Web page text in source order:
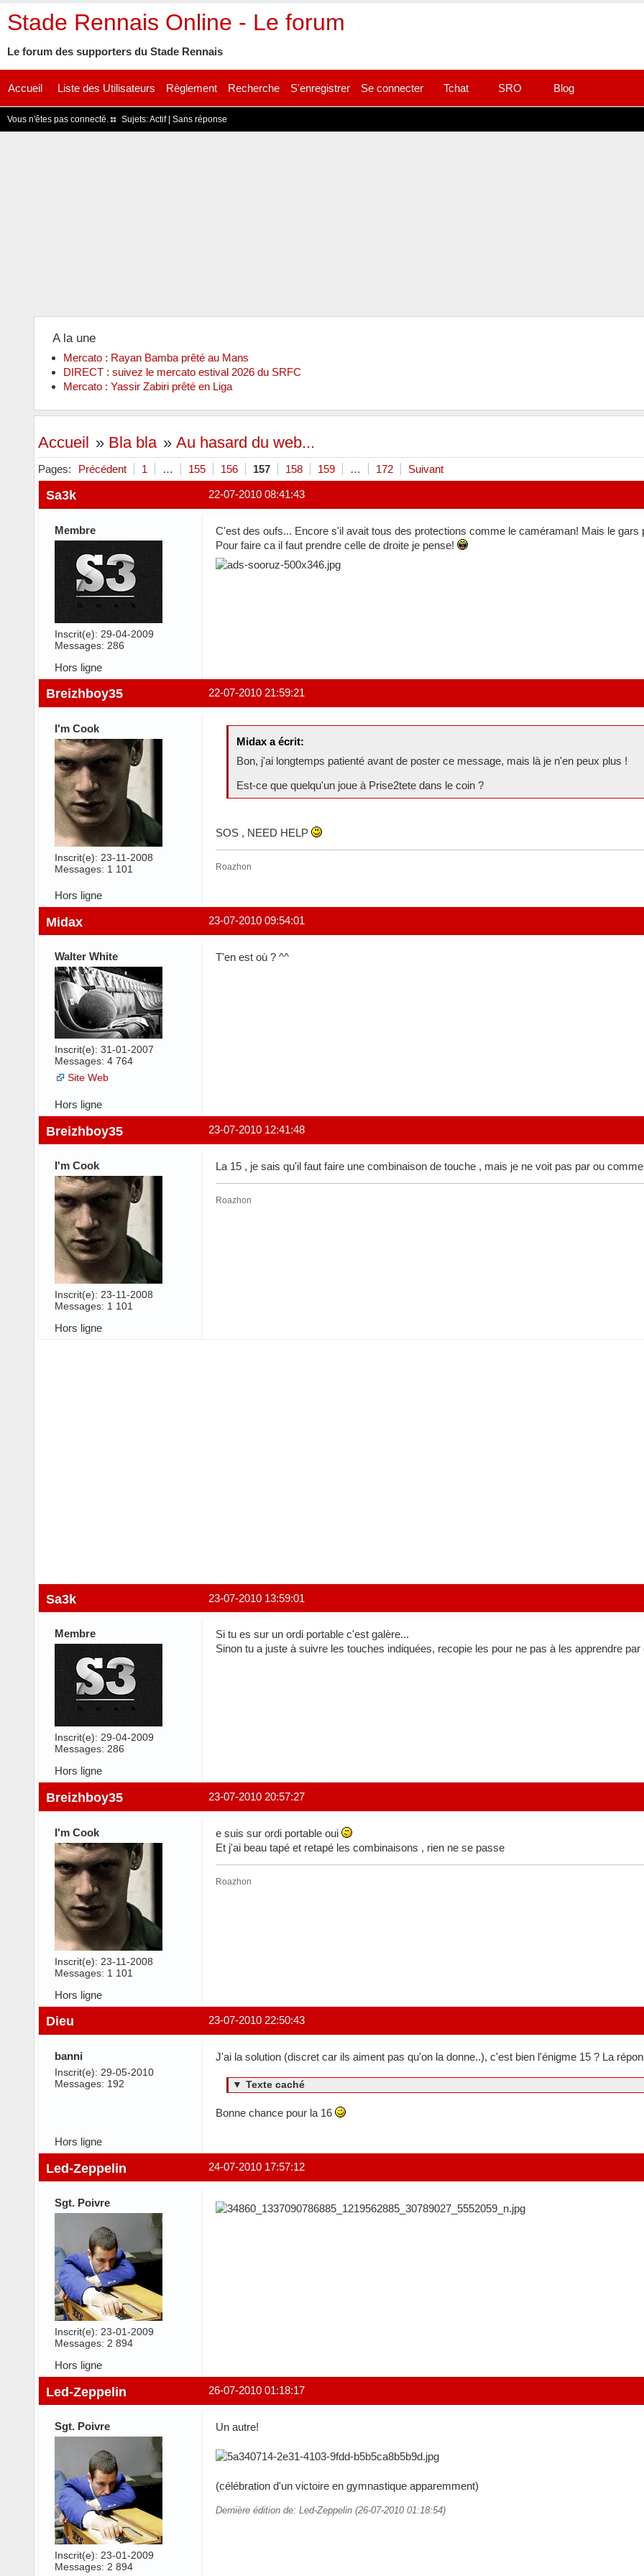
Stade Rennais Online - Le forum
Le forum des supporters du Stade Rennais
Accueil Liste des Utilisateurs Règlement Recherche S'enregistrer Se connecter Tchat SRO Blog
Vous n'êtes pas connecté. Sujets:Actif| Sans réponse
A la une
Mercato : Rayan Bamba prêté au Mans
DIRECT : suivez le mercato estival 2026 du SRFC
Mercato : Yassir Zabiri prêté en Liga
Accueil » Bla bla » Au hasard du web...
Pages: Précédent 1 … 155 156 157 158 159 … 172 Suivant
22-07-2010 08:41:43
Sa3k
Membre
Inscrit(e): 29-04-2009
Messages: 286
C'est des oufs... Encore s'il avait tous des protections comme le caméraman! Mais le
Pour faire ca il faut prendre celle de droite je pense!
Hors ligne
22-07-2010 21:59:21
Breizhboy35
I'm Cook
Inscrit(e): 23-11-2008
Messages: 1 101
Midax a écrit:
Bon, j'ai longtemps patienté avant de poster ce message, mais là je n'en peux plus !
Est-ce que quelqu'un joue à Prise2tete dans le coin ?
SOS , NEED HELP
Roazhon
Hors ligne
23-07-2010 09:54:01
Midax
Walter White
Inscrit(e): 31-01-2007
Messages: 4 764
Site Web
T'en est où ? ^^
Hors ligne
23-07-2010 12:41:48
Breizhboy35
I'm Cook
Inscrit(e): 23-11-2008
Messages: 1 101
La 15 , je sais qu'il faut faire une combinaison de touche , mais je ne voit pas par ou
Roazhon
Hors ligne
23-07-2010 13:59:01
Sa3k
Membre
Inscrit(e): 29-04-2009
Messages: 286
Si tu es sur un ordi portable c'est galère...
Sinon tu a juste à suivre les touches indiquées, recopie les pour ne pas à les apprendre par
Hors ligne
23-07-2010 20:57:27
Breizhboy35
I'm Cook
Inscrit(e): 23-11-2008
Messages: 1 101
e suis sur ordi portable oui
Et j'ai beau tapé et retapé les combinaisons , rien ne se passe
Roazhon
Hors ligne
23-07-2010 22:50:43
Dieu
banni
Inscrit(e): 29-05-2010
Messages: 192
J'ai la solution (discret car ils aiment pas qu'on la donne..), c'est bien l'énigme 15 ? La
▼ Texte caché
Bonne chance pour la 16
Hors ligne
24-07-2010 17:57:12
Led-Zeppelin
Sgt. Poivre
Inscrit(e): 23-01-2009
Messages: 2 894
Hors ligne
26-07-2010 01:18:17
Led-Zeppelin
Sgt. Poivre
Inscrit(e): 23-01-2009
Messages: 2 894
Un autre!
(célébration d'un victoire en gymnastique apparemment)
Dernière édition de: Led-Zeppelin (26-07-2010 01:18:54)